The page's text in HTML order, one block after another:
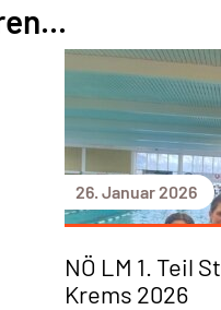
26. Januar 2026
NÖ LM 1. Teil
Krems 2026